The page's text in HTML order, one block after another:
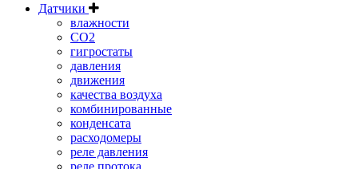
Датчики
влажности
CO2
гигростаты
давления
движения
качества воздуха
комбинированные
конденсата
расходомеры
реле давления
реле протока